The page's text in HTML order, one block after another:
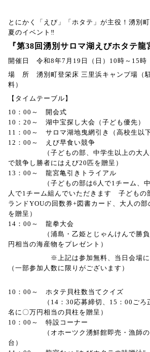
とにかく「えび」「ホタテ」が主役！湧別
夏のイベント‼
『第38 回湧別サロマ湖えびホタテ龍
開催日 令和8年7 月 19 日（日） 10時～ 15時
場 所 湧別町登栄床 三里浜キャンプ場（
料）
【タイムテーブル】
10 ： 00 ～ 開会式
10 ： 20 ～ 湖中宝探し大会（子ども優先）
11 ： 00 ～ サロマ湖地曳網引き（高校生以下
12 ： 00 ～ えび早食い競争
（子どもの部、中学生以上の大人
で競争し勝者にはえび20 匹を贈呈）
13 ： 00 ～ 龍宮亀引きトライアル
（子どもの部は6 人で1 チーム、
人で1 チーム組んでいただきます 子どもの
ランドYOUの回数券+ 図書カード、大人の
を贈呈）
14 ： 00 ～ 龍拳大会
（浦島・乙姫とじゃんけんで勝負！
円相当の海産物をプレゼント）
※上記は参加無料、当日会場にて
（一部参加人数に限りがございます）
10 ： 00 ～ ホタテ貝柱数当てクイズ
（ 14 ： 30 応募締切、 15 ： 00ごろ
名に〇万円相当の貝柱を贈呈）
10 ： 00 ～ 特設コーナー
（オホーツク湧鮮館即売・漁師の店
台）